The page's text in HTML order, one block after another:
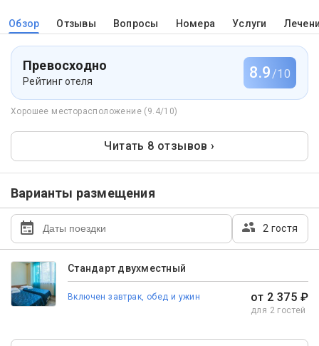
Обзор Отзывы Вопросы Номера Услуги
Превосходно
Рейтинг отеля 8.9/10
Хорошее месторасположение (9.4/10)
Читать 8 отзывов ›
Варианты размещения
2 гостя
Стандарт двухместный
Включен завтрак, обед и ужин от 2 375 ₽
для 2 гостей